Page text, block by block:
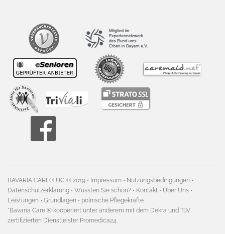
BAVARIA CARE® UG © 2019 • Impressum • Nutzungsbedingungen •
Datenschutzerklärung • Wussten Sie schon? • Kontakt • Über Uns •
Leistungen • Grundlagen • polnische Pflegekräfte
*Bavaria Care ® kooperiert unter anderem mit dem Dekra und TüV
zertifizierten Dienstleister Promedica24.